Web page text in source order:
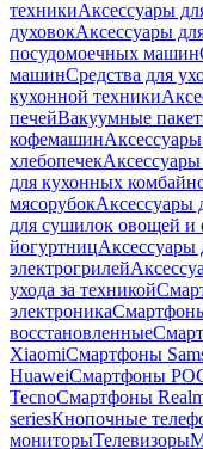
техникиАксессуары
духовокАксессуары
посудомоечных машин
машинСредства для
кухонной техники
печейВакуумные
кофемашин
хлебопечек
для кухонных
мясорубокАксессуары
для сушилок овощей и
йогуртницАксессуары
электрогрилей
ухода за техникой
электроника
восстановленные
XiaomiСмартфоны
HuaweiСмартфоны
TecnoСмартфоны
seriesКнопочные
мониторыТелевизоры